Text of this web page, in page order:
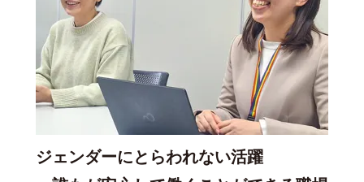
ジェンダーにとらわれない活躍